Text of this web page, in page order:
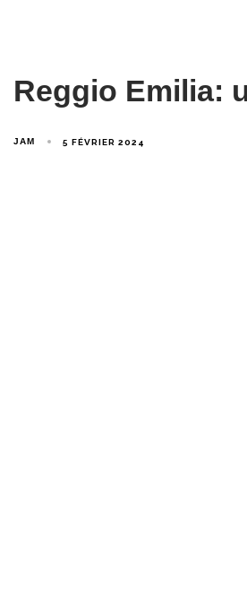
Reggio Emilia:
JAM 5 FÉVRIER 2024